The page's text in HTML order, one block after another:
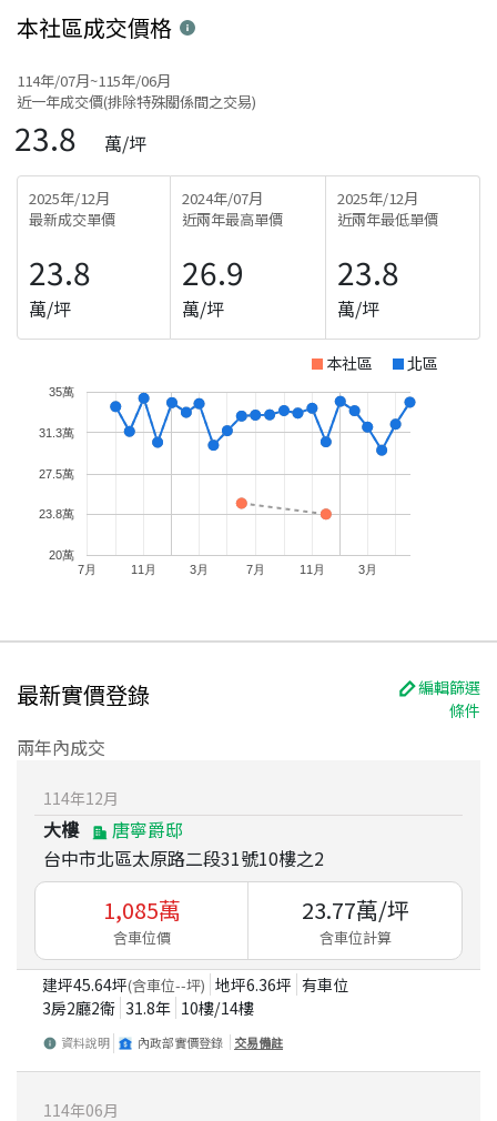
本社區成交價格
114年/07月~115年/06月
近一年成交價(排除特殊關係間之交易)
23.8 萬/坪
2025年/12月
最新成交單價
23.8
萬/坪
2024年/07月
近兩年最高單價
26.9
萬/坪
2025年/12月
近兩年最低單價
23.8
萬/坪
本社區 北區
7月 11月 3月 7月 11月 3月
20萬
23.8萬
27.5萬
31.3萬
35萬
最新實價登錄
編輯篩選
條件
兩年內成交
114年12月
大樓
唐寧爵邸
台中市北區太原路二段31號10樓之2
1,085萬
含車位價
23.77萬/坪
含車位計算
建坪45.64坪(含車位--坪) 地坪6.36坪 有車位
3房2廳2衛 31.8年 10樓/14樓
資料說明 內政部實價登錄 交易備註
114年06月